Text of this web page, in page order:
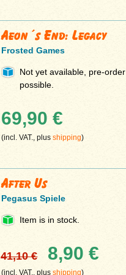
Aeon´s End: Legacy
Frosted Games
Not yet available, pre-order
possible.
69,90 €
(incl. VAT., plusshipping)
After Us
Pegasus Spiele
Item is in stock.
41,10 € 8,90 €
(incl. VAT., plusshipping)